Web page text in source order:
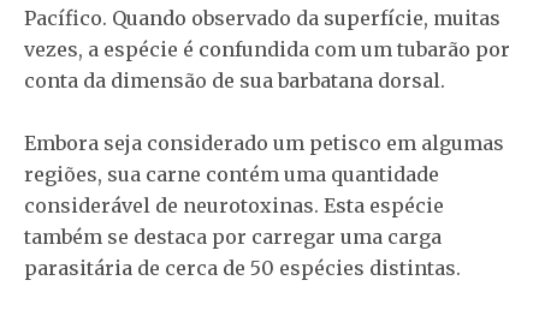
Pacífico. Quando observado da superfície, muitas
vezes, a espécie é confundida com um tubarão por
conta da dimensão de sua barbatana dorsal.
Embora seja considerado um petisco em algumas
regiões, sua carne contém uma quantidade
considerável de neurotoxinas. Esta espécie
também se destaca por carregar uma carga
parasitária de cerca de 50 espécies distintas.